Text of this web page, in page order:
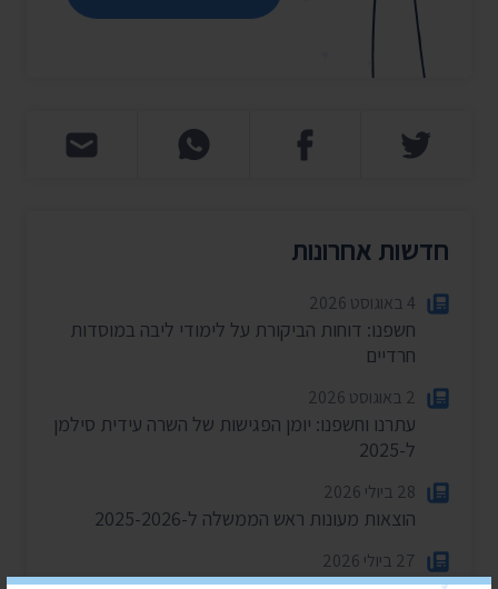
חדשות אחרונות
4 באוגוסט 2026
חשפנו: דוחות הביקורת על לימודי ליבה במוסדות
חרדיים
2 באוגוסט 2026
עתרנו וחשפנו: יומן הפגישות של השרה עידית סילמן
ל-2025
28 ביולי 2026
הוצאות מעונות ראש הממשלה ל-2025-2026
27 ביולי 2026